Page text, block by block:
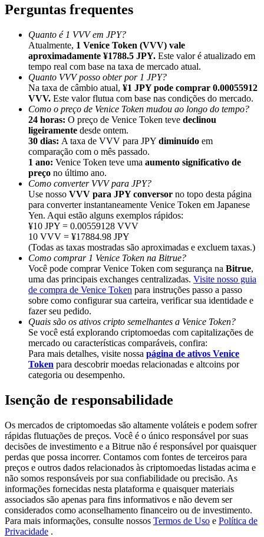
Indicação
Convide um amigo para receber recompensas em dinheiro
BTC Welcome Rewards
BTC Welcome Rewards
Deposit & Trade BTC to Share 25000 USDT prize pool!
Deposit CASHCAT & Win
Share 500000 CASHCAT prize pool
Register & Trade to Win 500,000 USDT
Precious Metals Trading Carnival
Trade Gold & Silver · 33,333 USDT Bonus
Perguntas frequentes
Quanto é 1 VVV em JPY?
Atualmente, 1 Venice Token (VVV) vale
aproximadamente ¥1788.5 JPY. Este valor é atualizado em
tempo real com base na taxa de mercado atual.
Quanto VVV posso obter por 1 JPY?
Na taxa de câmbio atual, ¥1 JPY pode comprar 0.00055912
VVV. Este valor flutua com base nas condições do mercado.
Como o preço de Venice Token mudou ao longo do tempo?
24 horas: O preço de Venice Token teve declinou
ligeiramente desde ontem.
30 dias: A taxa de VVV para JPY diminuído em
comparação com o mês passado.
1 ano: Venice Token teve uma aumento significativo de
preço no último ano.
Como converter VVV para JPY?
Use nosso VVV para JPY conversor no topo desta página
para converter instantaneamente Venice Token em Japanese
Yen. Aqui estão alguns exemplos rápidos:
¥10 JPY = 0.00559128 VVV
10 VVV = ¥17884.98 JPY
(Todas as taxas mostradas são aproximadas e excluem taxas.)
Como comprar 1 Venice Token na Bitrue?
Você pode comprar Venice Token com segurança na Bitrue,
uma das principais exchanges centralizadas. Visite nosso guia
de compra de Venice Token para instruções passo a passo
sobre como configurar sua carteira, verificar sua identidade e
fazer seu pedido.
Quais são os ativos cripto semelhantes a Venice Token?
Se você está explorando criptomoedas com capitalizações de
mercado ou características comparáveis, confira:
Para mais detalhes, visite nossa página de ativos Venice
Token para descobrir moedas relacionadas e altcoins por
categoria ou desempenho.
Isenção de responsabilidade
Os mercados de criptomoedas são altamente voláteis e podem sofrer
rápidas flutuações de preços. Você é o único responsável por suas
decisões de investimento e a Bitrue não é responsável por quaisquer
perdas que possa incorrer. Contamos com fontes de terceiros para
preços e outros dados relacionados às criptomoedas listadas acima e
não somos responsáveis por sua confiabilidade ou precisão. As
informações fornecidas nesta plataforma e quaisquer materiais
associados são apenas para fins informativos e não devem ser
considerados como aconselhamento financeiro ou de investimento.
Para mais informações, consulte nossos Termos de Uso e Política de
Privacidade .